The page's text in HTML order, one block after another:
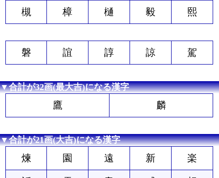
槻 樟 樋 毅 熙
磐 誼 諄 諒 駕
▼合計が32画(最大吉)になる漢字
鷹 麟
▼合計が21画(大吉)になる漢字
煉 園 遠 新 楽